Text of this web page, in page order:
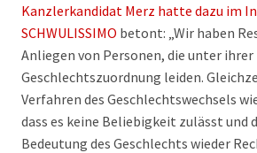
Kanzlerkandidat Merz hatte dazu im
SCHWULISSIMO betont: „Wir haben
Anliegen von Personen, die unter
Geschlechtszuordnung leiden.
Verfahren des Geschlechtswechsels
dass es keine Beliebigkeit zulässt und
Bedeutung des Geschlechts wieder